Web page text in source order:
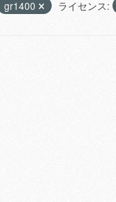
gr1400 ライセンス: